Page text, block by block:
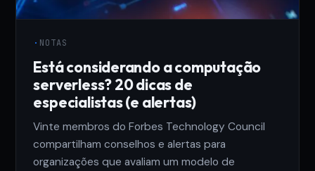
· NOTAS
Está considerando a computação
serverless? 20 dicas de
especialistas (e alertas)
Vinte membros do Forbes Technology Council
compartilham conselhos e alertas para
organizações que avaliam um modelo de